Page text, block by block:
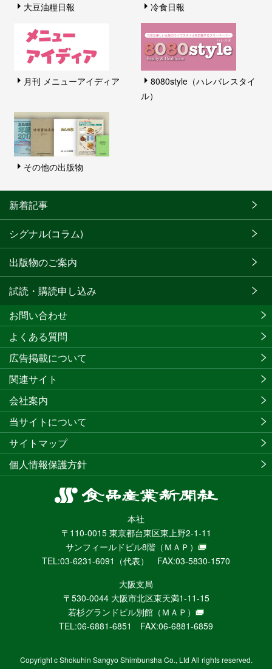
大豆油糧日報 冷食日報
月刊 メニューアイディア
8080style（ハレバレスタイ
ル）
その他の出版物
新着記事
シグナル(コラム)
出版物のご案内
試読・購読申し込み
食
産
業
新
聞
社
ニ
ュ
ー
WEB
本社
〒110-0015 東京都台東区東上野2-1-11
サンフィールドビル8階 （ＭＡＰ）
TEL:03-6231-6091（代表） FAX:03-5830-1570
大阪支局
〒530-0044 大阪市北区東天満1-11-15
若杉グランドビル別館 （ＭＡＰ）
TEL:06-6881-6851 FAX:06-6881-6859
お問い合わせ
よくある質問
広告掲載について
関連サイト
会社案内
当サイトについて
サイトマップ
個人情報保護方針
Copyright c Shokuhin Sangyo Shimbunsha Co., Ltd All rights reserved.